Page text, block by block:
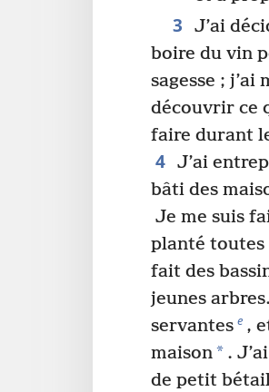
3
J’ai
boire du vin
sagesse ;
découvrir ce
faire durant
4 J’ai
bâti des
Je me suis
planté toutes
fait des
jeunes arbres.
servantes e ,
maison* .
de petit